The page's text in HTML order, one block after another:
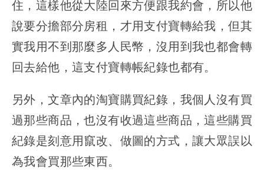
住，這樣他從大陸回來方便跟我約會，所以他
說要分擔部分房租，才用支付寶轉給我，但其
實我用不到那麼多人民幣，沒用到我也都會轉
回去給他，這支付寶轉帳紀錄也都有。
另外，文章內的淘寶購買紀錄，我個人沒有買
過那些商品，也沒有收過這些商品，這些購買
紀錄是刻意用竄改、做圖的方式，讓大眾誤以
為我會買那些東西。